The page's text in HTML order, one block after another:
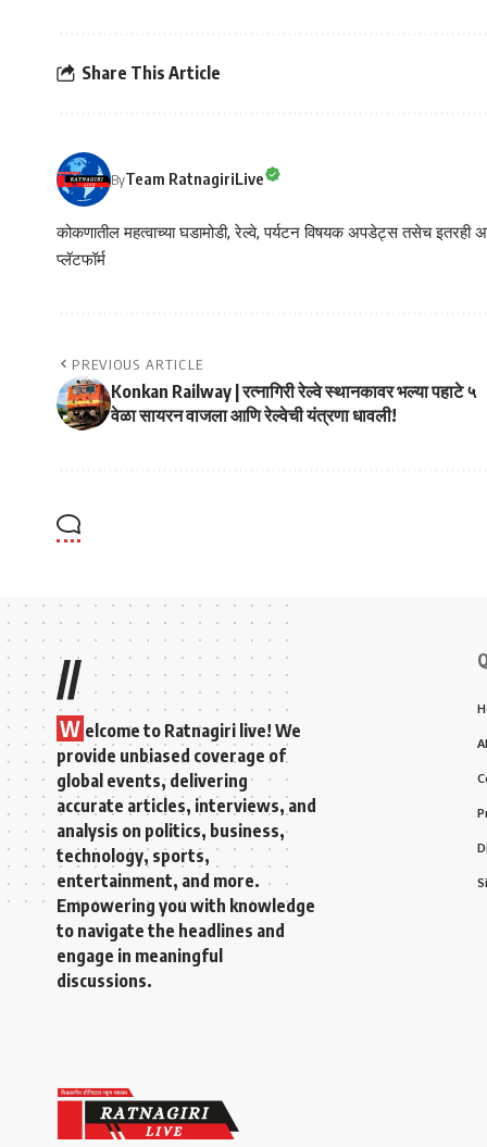
Share This Article
ByTeam RatnagiriLive
कोकणातील महत्वाच्या घडामोडी, रेल्वे, पर्यटन विषयक अपडेट्स तसेच इतरही
प्लॅटफॉर्म
PREVIOUS ARTICLE
Konkan Railway | रत्नागिरी रेल्वे स्थानकावर भल्या पहाटे ५
वेळा सायरन वाजला आणि रेल्वेची यंत्रणा धावली!
//
W elcome to Ratnagiri live! We
provide unbiased coverage of
global events, delivering
accurate articles, interviews, and
analysis on politics, business,
technology, sports,
entertainment, and more.
Empowering you with knowledge
to navigate the headlines and
engage in meaningful
discussions.